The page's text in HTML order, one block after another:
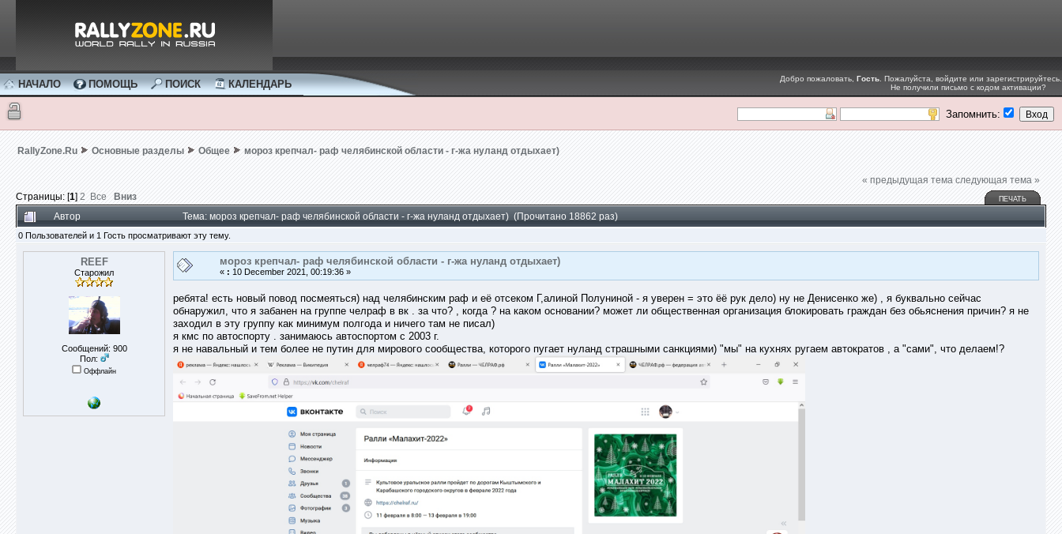
НАЧАЛО ПОМОЩЬ ПОИСК КАЛЕНДАРЬ Добро пожаловать, Гость . Пожалуйста, войдите или зарегистрируйтесь
Не получили письмо с кодом активации?
Запомнить:
RallyZone.Ru Основные разделы Общее мороз крепчал- раф челябинской области - г-жа нуланд отдыхает)
Страницы: [1] 2 Все Вниз
« предыдущая тема следующая тема »
ПЕЧАТЬ
Автор Тема: мороз крепчал- раф челябинской области - г-жа нуланд отдыхает) (Прочитано 18862 раз)
0 Пользователей и 1 Гость просматривают эту тему.
REEF
Старожил
Сообщений: 900
Пол:
Оффлайн
мороз крепчал- раф челябинской области - г-жа нуланд отдыхает)
« : 10 December 2021, 00:19:36 »
ребята! есть новый повод посмеяться) над челябинским раф и её отсеком Г,алиной Полуниной - я уверен = это ёё рук дело) ну не Денисенко же) , я буквально сейчас
обнаружил, что я забанен на группе челраф в вк . за что? , когда ? на каком основании? может ли общественная организация блокировать граждан без обьяснения причин? я не
заходил в эту группу как минимум полгода и ничего там не писал)
я кмс по автоспорту . занимаюсь автоспортом с 2003 г.
я не навальный и тем более не путин для мирового сообщества, которого пугает нуланд страшными санкциями) "мы" на кухнях ругаем автократов , а "сами", что делаем!?